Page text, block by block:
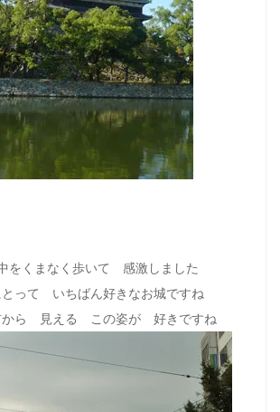
をくまなく歩いて 感激しました
って いちばん好きなお城ですね
から 見える この姿が 好きですね